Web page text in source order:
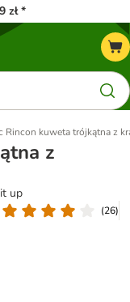
zł *
Rincon kuweta trójkątna z
z
up
(26)